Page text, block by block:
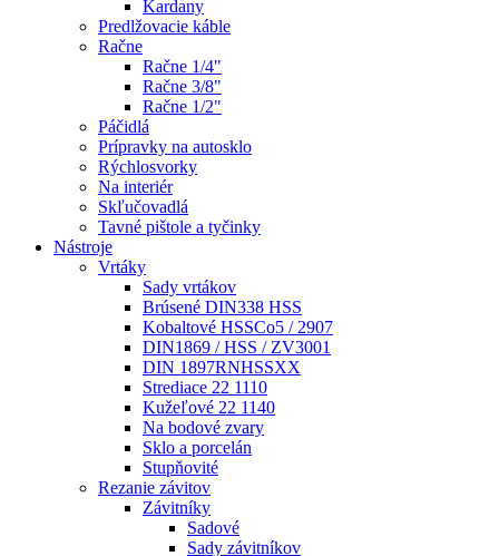
Kardany
Predlžovacie káble
Račne
Račne 1/4"
Račne 3/8"
Račne 1/2"
Páčidlá
Prípravky na autosklo
Rýchlosvorky
Na interiér
Skľučovadlá
Tavné pištole a tyčinky
Nástroje
Vrtáky
Sady vrtákov
Brúsené DIN338 HSS
Kobaltové HSSCo5 / 2907
DIN1869 / HSS / ZV3001
DIN 1897RNHSSXX
Strediace 22 1110
Kužeľové 22 1140
Na bodové zvary
Sklo a porcelán
Stupňovité
Rezanie závitov
Závitníky
Sadové
Sady závitníkov